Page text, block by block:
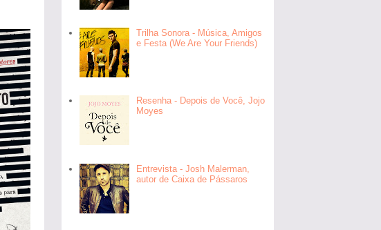
Trilha Sonora - Música, Amigos
e Festa (We Are Your Friends)
Resenha - Depois de Você, Jojo
Moyes
Entrevista - Josh Malerman,
autor de Caixa de Pássaros